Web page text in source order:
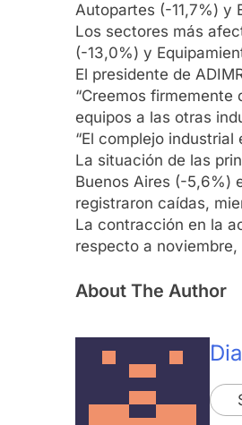
Autopartes (-11,7%) y
Los sectores más
(-13,0%) y
El presidente de
“Creemos
equipos a las otras
“El complejo
La situación de las
Buenos Aires (-5,6%)
registraron caídas,
La contracción en la
respecto a
About The Author